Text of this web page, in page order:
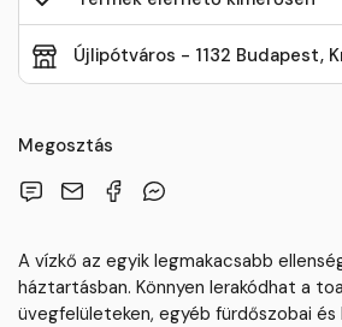
Újlipótváros - 1132 Budapest,
Megosztás
A vízkő az egyik legmakacsabb
háztartásban. Könnyen lerakódhat a
üvegfelületeken, egyéb fürdőszobai és